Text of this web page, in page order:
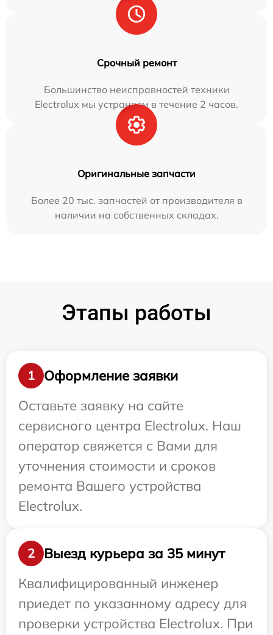
Срочный ремонт
Большинство неисправностей техники
Electrolux мы устраняем в течение 2 часов.
Оригинальные запчасти
Более 20 тыс. запчастей от производителя в
наличии на собственных складах.
Этапы работы
1
Оформление заявки
Оставьте заявку на сайте
сервисного центра Electrolux. Наш
оператор свяжется с Вами для
уточнения стоимости и сроков
ремонта Вашего устройства
Electrolux.
2
Выезд курьера за 35 минут
Квалифицированный инженер
приедет по указанному адресу для
проверки устройства Electrolux. При